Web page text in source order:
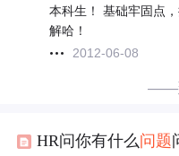
本科生！ 基础牢固点
解哈！
2012-06-08
——
HR问你有什么问题